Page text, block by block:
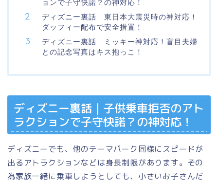
ョンで子守快諾？の神対応！
ディズニー裏話｜東日本大震災時の神対応！
ダッフィー配布で安全措置！
ディズニー裏話｜ミッキー神対応！盲目夫婦
との記念写真はキス抱っこ！
ディズニー裏話｜子供乗車拒否のアト
ラクションで子守快諾？の神対応！
ディズニーでも、他のテーマパーク同様にスピードが
出るアトラクションなどは身長制限があります。その
為家族一緒に乗車しようとしても、小さいお子さんだ